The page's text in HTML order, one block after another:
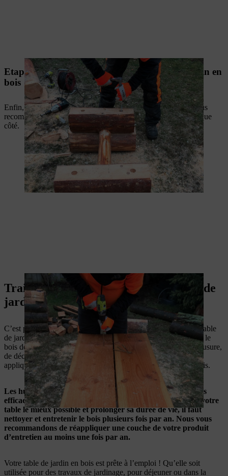
Etape 7 : fixation du plateau de la table de jardin en
bois
Enfin, il faut fixer le plateau sur les pieds. Pour la stabilité, nous
recommandons de fixer chaque planche avec deux vis de chaque
côté.
Traitement et entretien de votre table de
jardin en bois
C’est presque terminé ! Il ne vous reste plus qu’à traiter votre table
de jardin en bois avec les bons produits d’entretien. En traitant le
bois dès le début, votre table sera protégée contre les signes d’usure,
de décoloration et de moisissure. Pour la finition, vous pouvez
appliquer de l’huile, de la cire ou du vernis selon le type de bois.
Les huiles d’entretien et les vernis s’enlèvent et ne sont plus
efficaces après un certain temps. Si vous désirez protéger votre
table le mieux possible et prolonger sa durée de vie, il faut
nettoyer et entretenir le bois plusieurs fois par an. Nous vous
recommandons de réappliquer une couche de votre produit
d’entretien au moins une fois par an.
Votre table de jardin en bois est prête à l’emploi ! Qu’elle soit
utilisée pour des travaux de jardinage, pour déjeuner ou dans la